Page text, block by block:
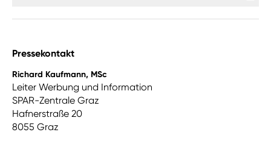
Pressekontakt
Richard Kaufmann, MSc
Leiter Werbung und Information
SPAR-Zentrale Graz
Hafnerstraße 20
8055 Graz